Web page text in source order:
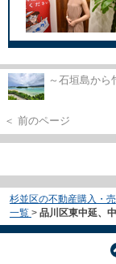
～石垣島から
＜ 前のページ
杉並区の不動産購入・
一覧 > 品川区東中延、